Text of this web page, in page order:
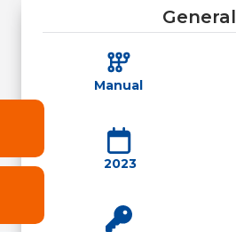
General
Manual
2023